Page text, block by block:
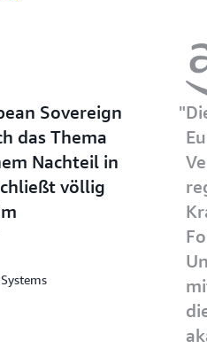
Sovereign
das Thema
Nachteil in
völlig